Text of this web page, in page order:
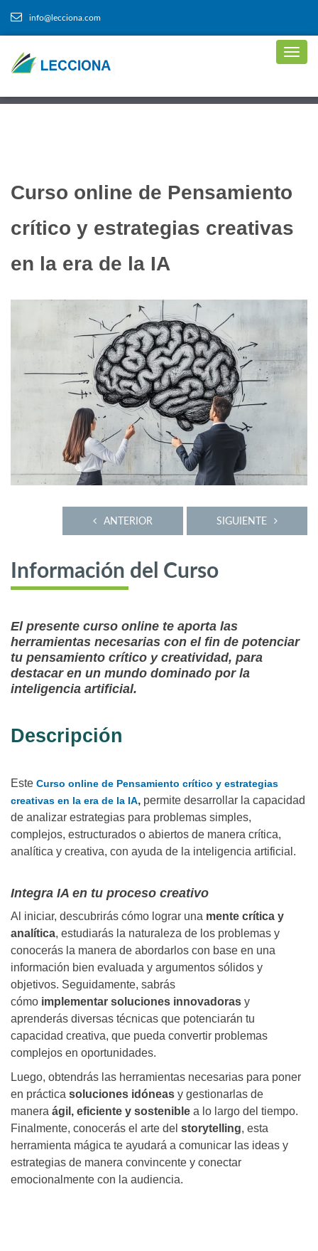
info@lecciona.com
Curso online de Pensamiento
crítico y estrategias creativas
en la era de la IA
SIGUIENTE
ANTERIOR
Información del Curso
El presente curso online te aporta las
herramientas necesarias con el fin de potenciar
tu pensamiento crítico y creatividad, para
destacar en un mundo dominado por la
inteligencia artificial.
Descripción
Este Curso online de Pensamiento crítico y estrategias
creativas en la era de la IA, permite desarrollar la capacidad
de analizar estrategias para problemas simples,
complejos, estructurados o abiertos de manera crítica,
analítica y creativa, con ayuda de la inteligencia artificial.
Integra IA en tu proceso creativo
Al iniciar, descubrirás cómo lograr una mente crítica y
analítica, estudiarás la naturaleza de los problemas y
conocerás la manera de abordarlos con base en una
información bien evaluada y argumentos sólidos y
objetivos. Seguidamente, sabrás
cómo implementar soluciones innovadoras y
aprenderás diversas técnicas que potenciarán tu
capacidad creativa, que pueda convertir problemas
complejos en oportunidades.
Luego, obtendrás las herramientas necesarias para poner
en práctica soluciones idóneas y gestionarlas de
manera ágil, eficiente y sostenible a lo largo del tiempo.
Finalmente, conocerás el arte del storytelling, esta
herramienta mágica te ayudará a comunicar las ideas y
estrategias de manera convincente y conectar
emocionalmente con la audiencia.